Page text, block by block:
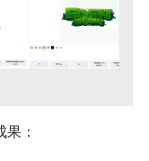
：